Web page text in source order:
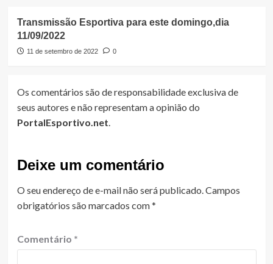
Transmissão Esportiva para este domingo,dia
11/09/2022
11 de setembro de 2022 0
Os comentários são de responsabilidade exclusiva de
seus autores e não representam a opinião do
PortalEsportivo.net.
Deixe um comentário
O seu endereço de e-mail não será publicado.Campos
obrigatórios são marcados com*
Comentário *